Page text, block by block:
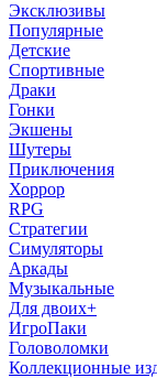
Эксклюзивы
Популярные
Детские
Спортивные
Драки
Гонки
Экшены
Шутеры
Приключения
Хоррор
RPG
Стратегии
Симуляторы
Аркады
Музыкальные
Для двоих+
ИгроПаки
Головоломки
Коллекционные